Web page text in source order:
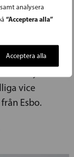
analysera
“Acceptera alla”
Acceptera alla
från
under
vice
Esbo.